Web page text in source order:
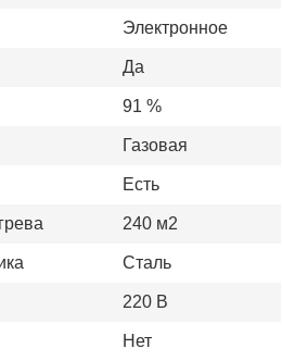
Электронное
Да
91 %
Газовая
Есть
240 м2
Сталь
220 В
Нет